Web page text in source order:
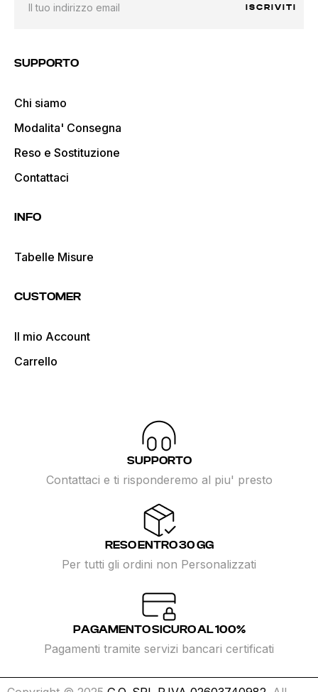
ISCRIVITI
SUPPORTO
Chi siamo
Modalita' Consegna
Reso e Sostituzione
Contattaci
INFO
Tabelle Misure
CUSTOMER
Il mio Account
Carrello
SUPPORTO
Contattaci e ti risponderemo al piu' presto
RESO ENTRO 30 GG
Per tutti gli ordini non Personalizzati
PAGAMENTO SICURO AL 100%
Pagamenti tramite servizi bancari certificati